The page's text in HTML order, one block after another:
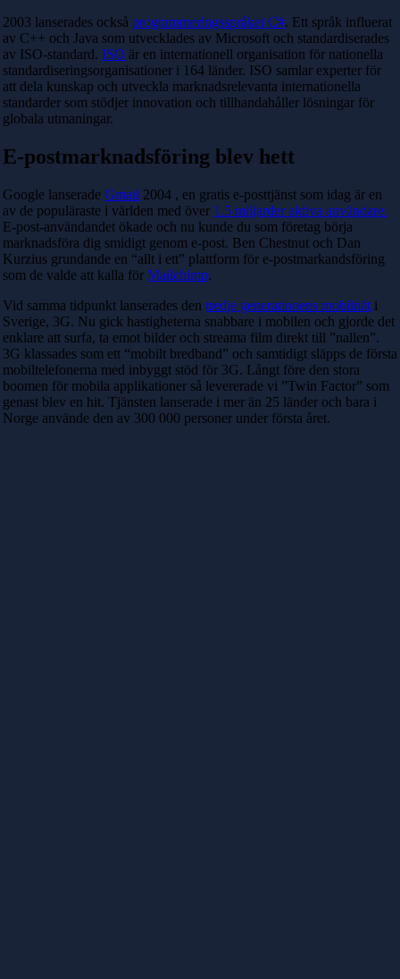
2003 lanserades också programmeringsspråket C#. Ett språk influerat
av C++ och Java som utvecklades av Microsoft och standardiserades
av ISO-standard. ISO är en internationell organisation för nationella
standardiseringsorganisationer i 164 länder. ISO samlar experter för
att dela kunskap och utveckla marknadsrelevanta internationella
standarder som stödjer innovation och tillhandahåller lösningar för
globala utmaningar.
E-postmarknadsföring blev hett
Google lanserade Gmail 2004 , en gratis e-posttjänst som idag är en
av de populäraste i världen med över 1.5 miljarder aktiva användare.
E-post-användandet ökade och nu kunde du som företag börja
marknadsföra dig smidigt genom e-post. Ben Chestnut och Dan
Kurzius grundande en “allt i ett” plattform för e-postmarkandsföring
som de valde att kalla för Mailchimp.
Vid samma tidpunkt lanserades den tredje generationens mobilnät i
Sverige, 3G. Nu gick hastigheterna snabbare i mobilen och gjorde det
enklare att surfa, ta emot bilder och streama film direkt till ”nallen”.
3G klassades som ett “mobilt bredband” och samtidigt släpps de första
mobiltelefonerna med inbyggt stöd för 3G. Långt före den stora
boomen för mobila applikationer så levererade vi ”Twin Factor” som
genast blev en hit. Tjänsten lanserade i mer än 25 länder och bara i
Norge använde den av 300 000 personer under första året.